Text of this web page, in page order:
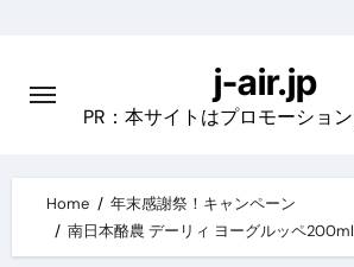
content
j-air.jp
PR：本サイトはプロモーショ
Home
年末感謝祭！キャンペーン
南日本酪農 デーリィ ヨーグルッペ